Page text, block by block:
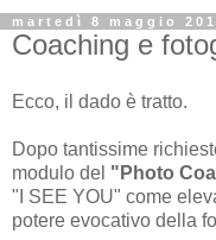
martedì 8 maggio
Coaching e
Ecco, il dado è tratto.
Dopo tantissime
modulo del "Photo
"I SEE YOU" come
potere evocativo della